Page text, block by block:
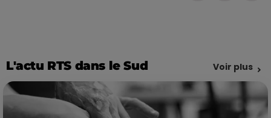
L'actu RTS dans le Sud Voir plus